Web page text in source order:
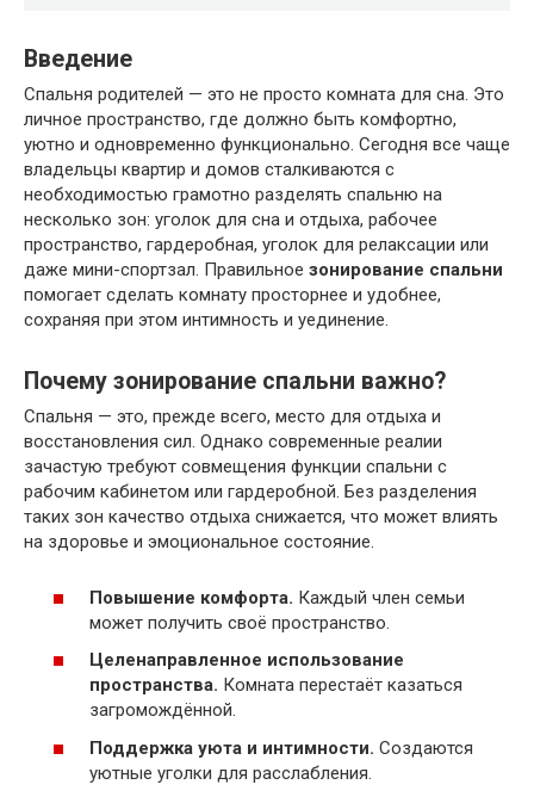
Введение
Спальня родителей — это не просто комната для сна. Это
личное пространство, где должно быть комфортно,
уютно и одновременно функционально. Сегодня все чаще
владельцы квартир и домов сталкиваются с
необходимостью грамотно разделять спальню на
несколько зон: уголок для сна и отдыха, рабочее
пространство, гардеробная, уголок для релаксации или
даже мини-спортзал. Правильное зонирование спальни
помогает сделать комнату просторнее и удобнее,
сохраняя при этом интимность и уединение.
Почему зонирование спальни важно?
Спальня — это, прежде всего, место для отдыха и
восстановления сил. Однако современные реалии
зачастую требуют совмещения функции спальни с
рабочим кабинетом или гардеробной. Без разделения
таких зон качество отдыха снижается, что может влиять
на здоровье и эмоциональное состояние.
Повышение комфорта. Каждый член семьи
может получить своё пространство.
Целенаправленное использование
пространства. Комната перестаёт казаться
загромождённой.
Поддержка уюта и интимности. Создаются
уютные уголки для расслабления.